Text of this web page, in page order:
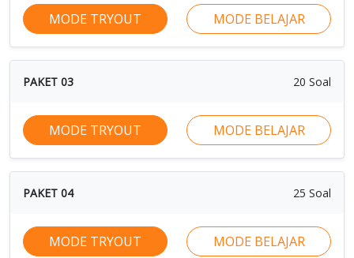
MODE TRYOUT MODE BELAJAR
PAKET 03 20 Soal
MODE TRYOUT MODE BELAJAR
PAKET 04 25 Soal
MODE TRYOUT MODE BELAJAR